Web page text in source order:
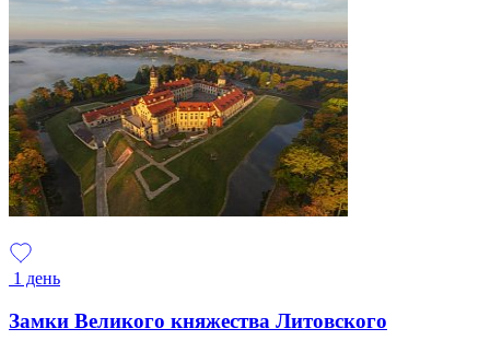
1 день
Замки Великого княжества Литовского